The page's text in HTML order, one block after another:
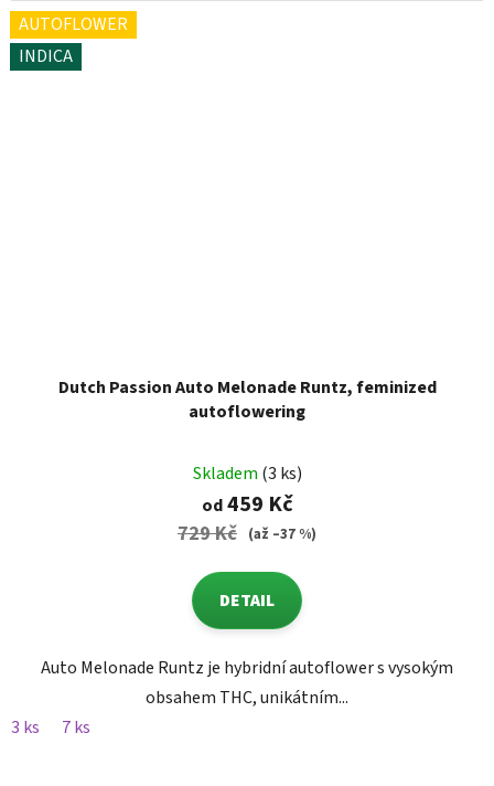
AUTOFLOWER
INDICA
Dutch Passion Auto Melonade Runtz, feminized
autoflowering
Skladem (3 ks)
od459 Kč
729 Kč (až –37 %)
DETAIL
Auto Melonade Runtz je hybridní autoflower s vysokým
obsahem THC, unikátním...
3 ks
7 ks